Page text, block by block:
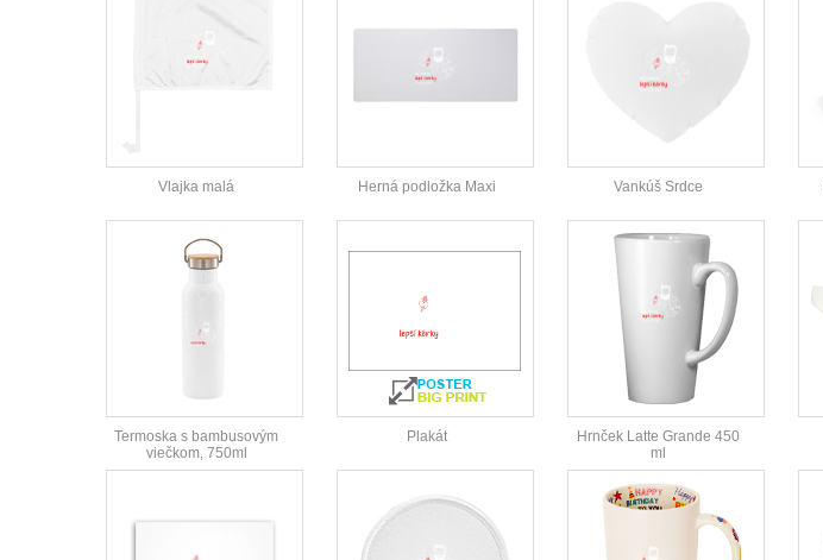
Vlajka malá Herná podložka Maxi Vankúš Srdce
Termoska s bambusovým
viečkom, 750ml
Plakát
Hrnček Latte Grande 450
ml